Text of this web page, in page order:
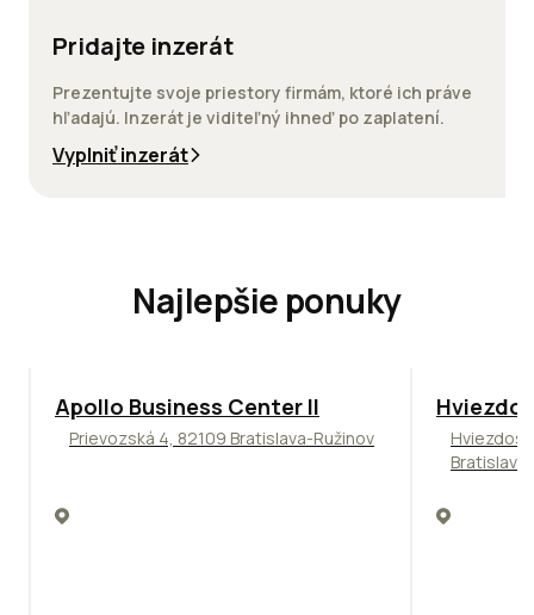
Pridajte inzerát
Prezentujte svoje priestory firmám, ktoré ich práve
hľadajú. Inzerát je viditeľný ihneď po zaplatení.
Vyplniť inzerát
Najlepšie ponuky
TOP NOVINKA ODPORÚČAME
Apollo Business Center II
Prievozská 4, 82109 Bratislava-Ružinov